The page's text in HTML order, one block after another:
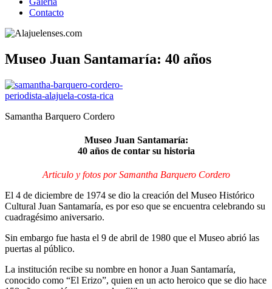
Contacto
Museo Juan Santamaría: 40 años
Samantha Barquero Cordero
Museo Juan Santamaría:
40 años de contar su historia
Articulo y fotos por Samantha Barquero Cordero
El 4 de diciembre de 1974 se dio la creación del Museo Histórico
Cultural Juan Santamaría, es por eso que se encuentra celebrando su
cuadragésimo aniversario.
Sin embargo fue hasta el 9 de abril de 1980 que el Museo abrió las
puertas al público.
La institución recibe su nombre en honor a Juan Santamaría,
conocido como “El Erizo”, quien en un acto heroico que se dio hace